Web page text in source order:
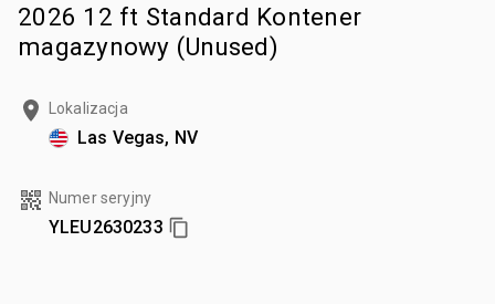
2026 12 ft Standard Kontener
magazynowy (Unused)
Lokalizacja
Las Vegas, NV
Numer seryjny
YLEU2630233